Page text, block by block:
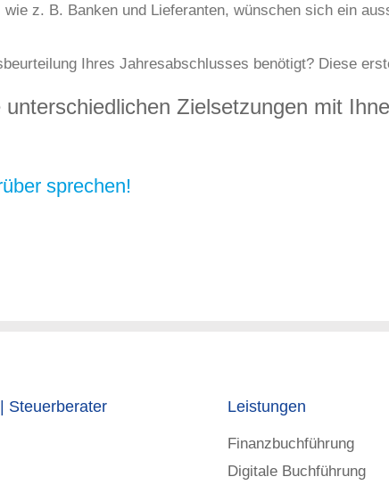
z. B. Banken und Lieferanten, wünschen sich ein
Ihres Jahresabschlusses benötigt? Diese
Zielsetzungen mit
sprechen!
Steuerberater Leistungen
Finanzbuchführung
Digitale Buchführung